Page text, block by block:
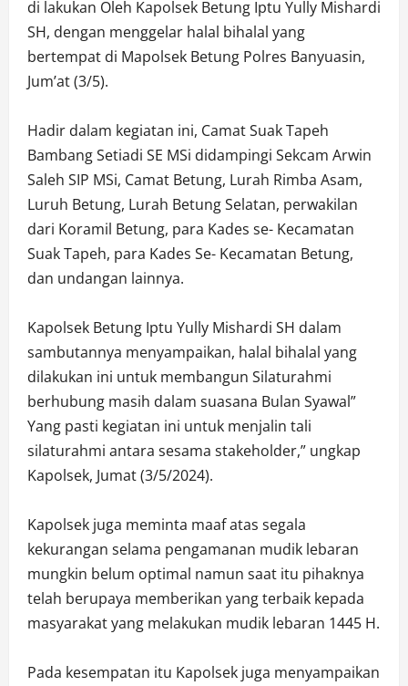
di lakukan Oleh Kapolsek Betung Iptu Yully Mishardi
SH, dengan menggelar halal bihalal yang
bertempat di Mapolsek Betung Polres Banyuasin,
Jum’at (3/5).
Hadir dalam kegiatan ini, Camat Suak Tapeh
Bambang Setiadi SE MSi didampingi Sekcam Arwin
Saleh SIP MSi, Camat Betung, Lurah Rimba Asam,
Luruh Betung, Lurah Betung Selatan, perwakilan
dari Koramil Betung, para Kades se- Kecamatan
Suak Tapeh, para Kades Se- Kecamatan Betung,
dan undangan lainnya.
Kapolsek Betung Iptu Yully Mishardi SH dalam
sambutannya menyampaikan, halal bihalal yang
dilakukan ini untuk membangun Silaturahmi
berhubung masih dalam suasana Bulan Syawal”
Yang pasti kegiatan ini untuk menjalin tali
silaturahmi antara sesama stakeholder,” ungkap
Kapolsek, Jumat (3/5/2024).
Kapolsek juga meminta maaf atas segala
kekurangan selama pengamanan mudik lebaran
mungkin belum optimal namun saat itu pihaknya
telah berupaya memberikan yang terbaik kepada
masyarakat yang melakukan mudik lebaran 1445 H.
Pada kesempatan itu Kapolsek juga menyampaikan